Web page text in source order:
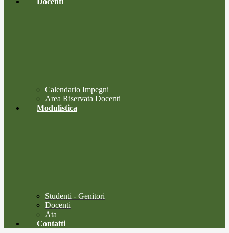
Calendario Impegni
Area Riservata Docenti
Modulistica
Studenti - Genitori
Docenti
Ata
Contatti